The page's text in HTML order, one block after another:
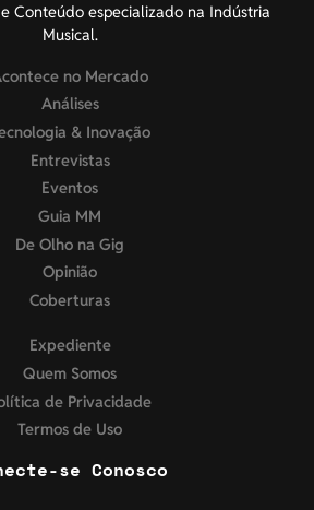
Conteúdo especializado na Indústria
Musical.
no Mercado
Análises
& Inovação
Entrevistas
Eventos
Guia MM
De Olho na Gig
Opinião
Coberturas
Expediente
Quem Somos
de Privacidade
Termos de Uso
se Conosco